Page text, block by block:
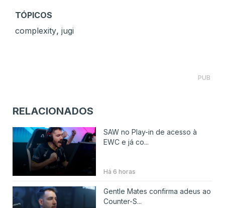
TÓPICOS
complexity, jugi
PUB
RELACIONADOS
SAW no Play-in de acesso à
EWC e já co...
Há 6 horas
Gentle Mates confirma adeus ao
Counter-S...